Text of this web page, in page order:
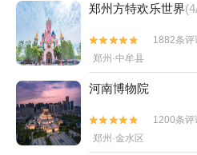
郑州方特欢乐世界


1882条评
郑州·中牟县
河南博物院


1200条评
郑州·金水区